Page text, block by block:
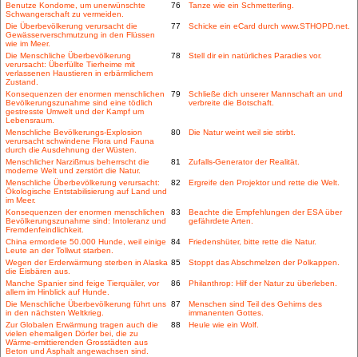
Benutze Kondome, um unerwünschte
Schwangerschaft zu vermeiden.
76 Tanze wie ein Schmetterling.
Die Überbevölkerung verursacht die
Gewässerverschmutzung in den Flüssen
wie im Meer.
77 Schicke ein eCard durch www.STHOPD.net.
Die Menschliche Überbevölkerung
verursacht: Überfüllte Tierheime mit
verlassenen Haustieren in erbärmlichem
Zustand.
78 Stell dir ein natürliches Paradies vor.
Konsequenzen der enormen menschlichen
Bevölkerungszunahme sind eine tödlich
gestresste Umwelt und der Kampf um
Lebensraum.
79
Schließe dich unserer Mannschaft an und
verbreite die Botschaft.
Menschliche Bevölkerungs-Explosion
verursacht schwindene Flora und Fauna
durch die Ausdehnung der Wüsten.
80 Die Natur weint weil sie stirbt.
Menschlicher Narzißmus beherrscht die
moderne Welt und zerstört die Natur.
81 Zufalls-Generator der Realität.
Menschliche Überbevölkerung verursacht:
Ökologische Entstabilisierung auf Land und
im Meer.
82 Ergreife den Projektor und rette die Welt.
Konsequenzen der enormen menschlichen
Bevölkerungszunahme sind: Intoleranz und
Fremdenfeindlichkeit.
83
Beachte die Empfehlungen der ESA über
gefährdete Arten.
China ermordete 50.000 Hunde, weil einige
Leute an der Tollwut starben.
84 Friedenshüter, bitte rette die Natur.
Wegen der Erderwärmung sterben in Alaska
die Eisbären aus.
85 Stoppt das Abschmelzen der Polkappen.
Manche Spanier sind feige Tierquäler, vor
allem im Hinblick auf Hunde.
86 Philanthrop: Hilf der Natur zu überleben.
Die Menschliche Überbevölkerung führt uns
in den nächsten Weltkrieg.
87
Menschen sind Teil des Gehirns des
immanenten Gottes.
Zur Globalen Erwärmung tragen auch die
vielen ehemaligen Dörfer bei, die zu
Wärme-emittierenden Grosstädten aus
Beton und Asphalt angewachsen sind.
88 Heule wie ein Wolf.